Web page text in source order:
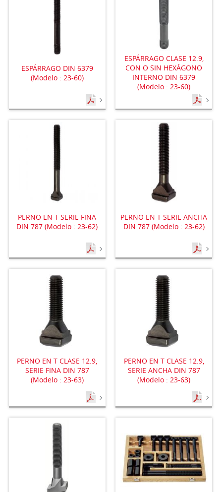
ESPÁRRAGO DIN 6379
(Modelo : 23-60)
ESPÁRRAGO CLASE 12.9,
CON O SIN HEXÁGONO
INTERNO DIN 6379
(Modelo : 23-60)
PERNO EN T SERIE FINA
DIN 787 (Modelo : 23-62)
PERNO EN T SERIE ANCHA
DIN 787 (Modelo : 23-62)
PERNO EN T CLASE 12.9,
SERIE FINA DIN 787
(Modelo : 23-63)
PERNO EN T CLASE 12.9,
SERIE ANCHA DIN 787
(Modelo : 23-63)